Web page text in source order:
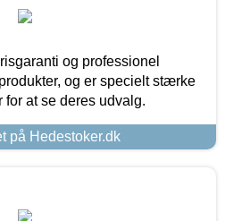
og professionel
og er specielt stærke
for at se deres udvalg.
på Hedestoker.dk